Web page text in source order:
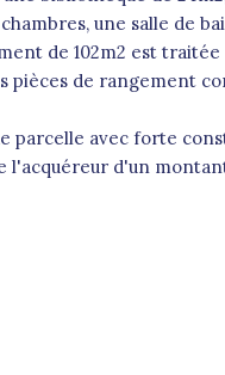
une salle de
de 102m2 est
pièces de rangement
parcelle avec forte
l'acquéreur d'un